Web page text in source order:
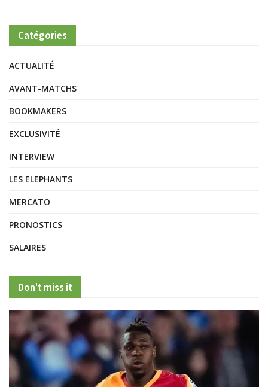
Catégories
ACTUALITÉ
AVANT-MATCHS
BOOKMAKERS
EXCLUSIVITÉ
INTERVIEW
LES ELEPHANTS
MERCATO
PRONOSTICS
SALAIRES
Don't miss it